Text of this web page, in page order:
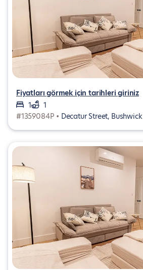
Fiyatları görmek için tarihleri giriniz
1
1
#1359084P • Decatur Street, Bushwick